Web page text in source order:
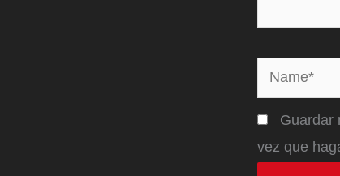
Name*
Guardar
vez que